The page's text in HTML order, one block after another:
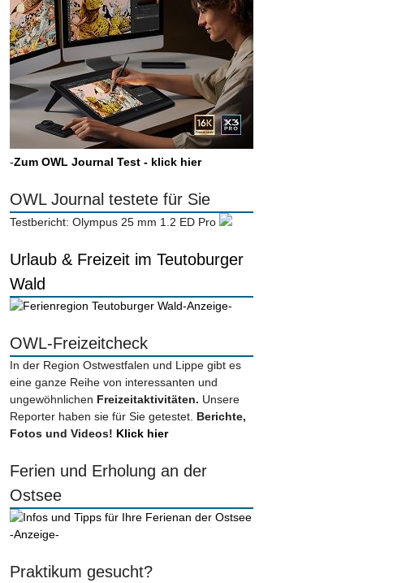
-Zum OWL Journal Test - klick hier
OWL Journal testete für Sie
Testbericht: Olympus 25 mm 1.2 ED Pro
Urlaub & Freizeit im Teutoburger
Wald
-Anzeige-
OWL-Freizeitcheck
In der Region Ostwestfalen und Lippe gibt es
eine ganze Reihe von interessanten und
ungewöhnlichen Freizeitaktivitäten. Unsere
Reporter haben sie für Sie getestet. Berichte,
Fotos und Videos! Klick hier
Ferien und Erholung an der
Ostsee
-Anzeige-
Praktikum gesucht?